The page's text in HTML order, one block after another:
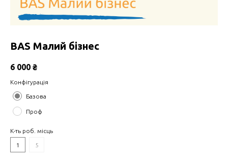
BAS Малий бізнес
6 000 ₴
Конфігурація
Базова
Проф
К-ть роб. місць
1 5